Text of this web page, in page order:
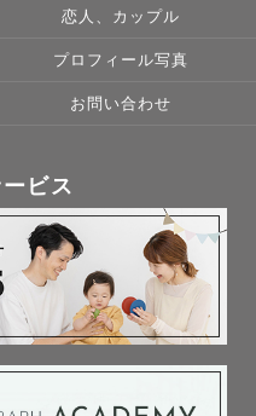
恋人、カップル
プロフィール写真
お問い合わせ
ビス